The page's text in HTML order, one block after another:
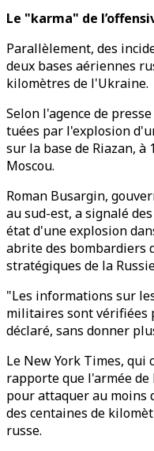
Le "karma" de
Parallèlement, des
deux bases aériennes
kilomètres de l'Ukraine.
Selon l'agence de
tuées par l'explosion
sur la base de Riazan,
Moscou.
Roman Busargin,
au sud-est, a signalé
état d'une explosion
abrite des bombardiers
stratégiques de la
"Les informations sur
militaires sont vérifiées
déclaré, sans donner
Le New York Times,
rapporte que l'armée
pour attaquer au moins
des centaines de
russe.